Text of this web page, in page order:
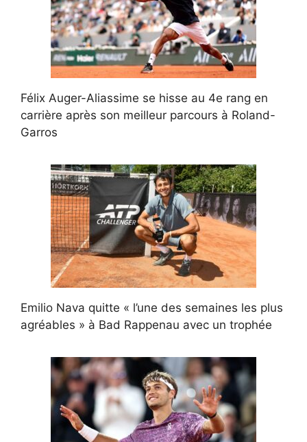
Félix Auger-Aliassime se hisse au 4e rang en
carrière après son meilleur parcours à Roland-
Garros
Emilio Nava quitte « l’une des semaines les plus
agréables » à Bad Rappenau avec un trophée